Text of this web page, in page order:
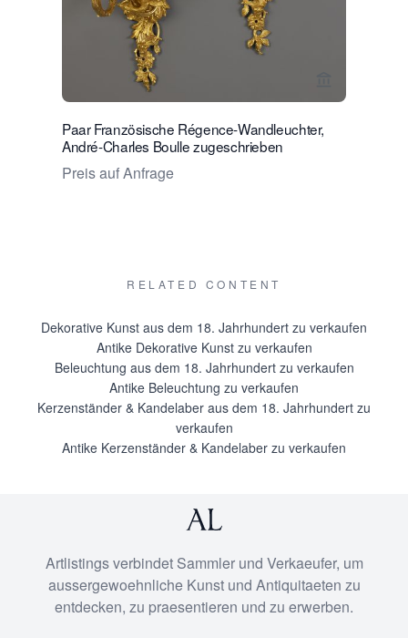
Paar Französische Régence-Wandleuchter,
André-Charles Boulle zugeschrieben
Preis auf Anfrage
RELATED CONTENT
Dekorative Kunst aus dem 18. Jahrhundert zu verkaufen
Antike Dekorative Kunst zu verkaufen
Beleuchtung aus dem 18. Jahrhundert zu verkaufen
Antike Beleuchtung zu verkaufen
Kerzenständer & Kandelaber aus dem 18. Jahrhundert zu
verkaufen
Antike Kerzenständer & Kandelaber zu verkaufen
Artlistings verbindet Sammler und Verkaeufer, um
aussergewoehnliche Kunst und Antiquitaeten zu
entdecken, zu praesentieren und zu erwerben.